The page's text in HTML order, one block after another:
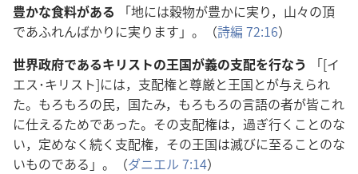
豊かな食料がある 「地には穀物が豊かに実り，山々の頂
であふれんばかりに実ります」。（詩編 72:16）
世界政府であるキリストの王国が義の支配を行なう 「[イ
エス･キリスト]には，支配権と尊厳と王国とが与えられ
た。もろもろの民，国たみ，もろもろの言語の者が皆これ
に仕えるためであった。その支配権は，過ぎ行くことのな
い，定めなく続く支配権，その王国は滅びに至ることのな
いものである」。（ダニエル 7:14）